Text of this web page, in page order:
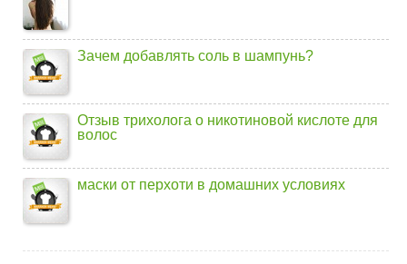
Зачем добавлять соль в шампунь?
Отзыв трихолога о никотиновой кислоте для
волос
маски от перхоти в домашних условиях